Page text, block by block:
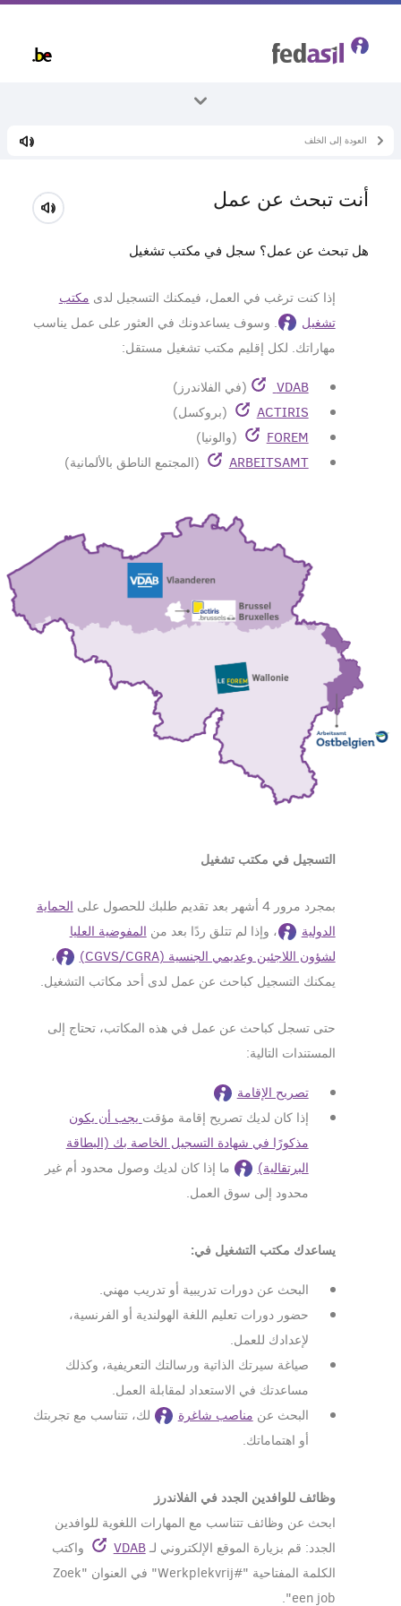
جميع الموضوعات
ابحث عن عمل
العودة إلى الخلف
أنت تبحث عن عمل
هل تبحث عن عمل؟ سجل في مكتب تشغيل
إذا كنت ترغب في العمل، فيمكنك التسجيل لدى مكتب
تشغيل
. وسوف يساعدونك في العثور على عمل يناسب
مهاراتك. لكل إقليم مكتب تشغيل مستقل:
VDAB
(في الفلاندرز)
ACTIRIS
(بروكسل)
FOREM
(والونيا)
ARBEITSAMT
(المجتمع الناطق بالألمانية)
التسجيل في مكتب تشغيل
بمجرد مرور 4 أشهر بعد تقديم طلبك للحصول على
الحماية
الدولية
، وإذا لم تتلق ردًا بعد من المفوضية العليا
لشؤون اللاجئين وعديمي الجنسية (CGVS/CGRA)
،
يمكنك التسجيل كباحث عن عمل لدى أحد مكاتب التشغيل.
حتى تسجل كباحث عن عمل في هذه المكاتب، تحتاج إلى
المستندات التالية:
تصريح الإقامة
إذا كان لديك تصريح إقامة مؤقت يجب أن يكون
مذكورًا في شهادة التسجيل الخاصة بك (البطاقة
البرتقالية)
ما إذا كان لديك وصول محدود أم غير
محدود إلى سوق العمل.
يساعدك مكتب التشغيل في:
البحث عن دورات تدريبية أو تدريب مهني.
حضور دورات تعليم اللغة الهولندية أو الفرنسية،
لإعدادك للعمل.
صياغة سيرتك الذاتية ورسالتك التعريفية، وكذلك
مساعدتك في الاستعداد لمقابلة العمل.
البحث عن مناصب شاغرة
لك، تتناسب مع تجربتك
أو اهتماماتك.
وظائف للوافدين الجدد في الفلاندرز
ابحث عن وظائف تتناسب مع المهارات اللغوية للوافدين
الجدد: قم بزيارة الموقع الإلكتروني لـVDAB
واكتب
الكلمة المفتاحية "#Werkplekvrij" في العنوان "Zoek
een job".